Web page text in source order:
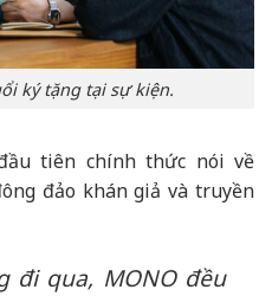
ký tặng tại sự kiện.
tiên chính thức nói về
đảo khán giả và truyền
đi qua, MONO đều